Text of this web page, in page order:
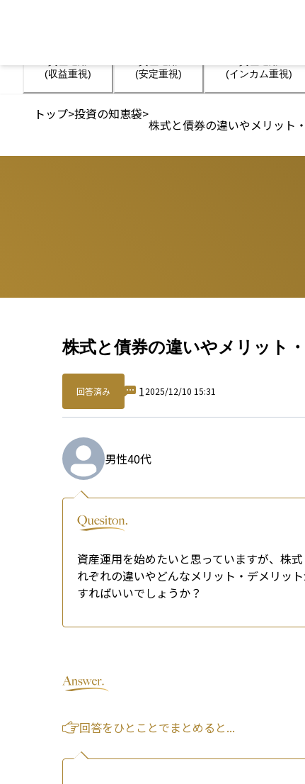
(収益重視)
(安定重視)
(インカム重視)
トップ>投資の知恵袋>
株式と債券の違いやメリット
株式と債券の違いやメリット
回答済み 12025/12/10 15:31
男性40代
資産運用を始めたいと思っていますが、株
れぞれの違いやどんなメリット・デメリッ
すればいいでしょうか？
回答をひとことでまとめると...